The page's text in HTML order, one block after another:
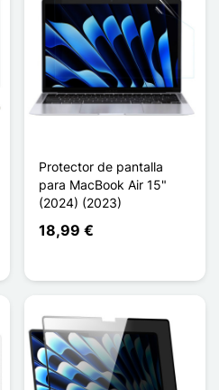
Protector de pantalla
para MacBook Air 15"
(2024) (2023)
18,99 €